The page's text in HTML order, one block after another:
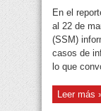
En el
al 22 de
(SSM)
casos de
lo que
Leer más